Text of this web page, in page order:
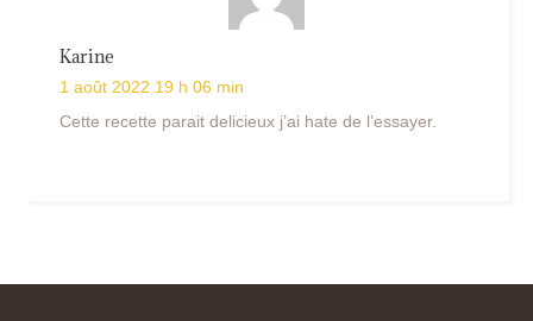
Karine
1 août 2022 19 h 06 min
Cette recette parait delicieux j’ai hate de l’essayer.